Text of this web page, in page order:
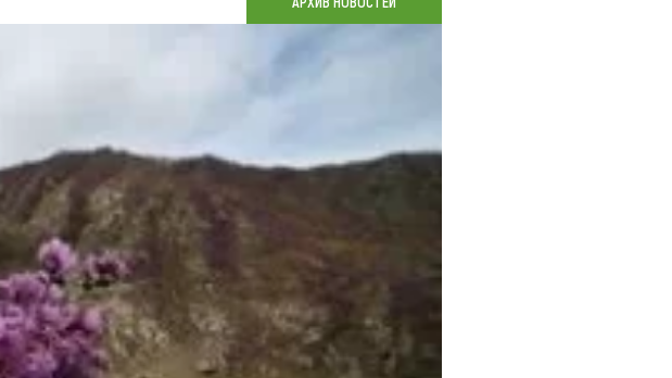
О регионе
Люди, прославившие Алтай
Карты и буклеты
Коллекция впечатлений
Фотогалерея